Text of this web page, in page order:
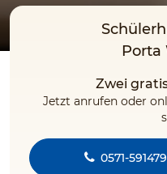
Porta
Zwei
Jetzt anrufen oder
0571-